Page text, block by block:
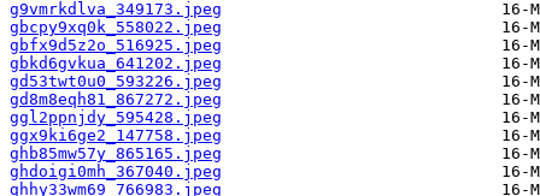
g9vmrkdlva_349173.jpeg
gbcpy9xq0k_558022.jpeg
gbfx9d5z2o_516925.jpeg
gbkd6gvkua_641202.jpeg
gd53twt0u0_593226.jpeg
gd8m8eqh81_867272.jpeg
ggl2ppnjdy_595428.jpeg
ggx9ki6ge2_147758.jpeg
ghb85mw57y_865165.jpeg
ghdoigi0mh_367040.jpeg
ghhy33wm69_766983.jpeg